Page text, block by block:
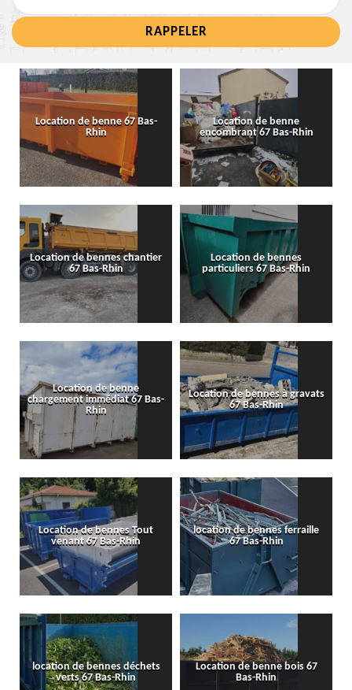
Location de benne 67 Bas-
Rhin
Location de benne
encombrant 67 Bas-Rhin
Location de bennes chantier
67 Bas-Rhin
Location de bennes
particuliers 67 Bas-Rhin
Location de benne
chargement immédiat 67 Bas-
Rhin
Location de bennes à gravats
67 Bas-Rhin
Location de bennes Tout
venant 67 Bas-Rhin
location de bennes ferraille
67 Bas-Rhin
location de bennes déchets
verts 67 Bas-Rhin
Location de benne bois 67
Bas-Rhin